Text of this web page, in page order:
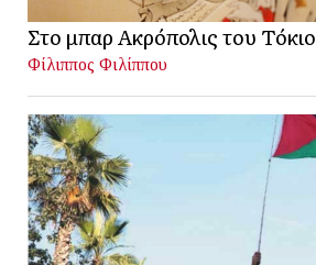
Στο μπαρ Ακρόπολις του Τόκιο
Φίλιππος Φιλίππου